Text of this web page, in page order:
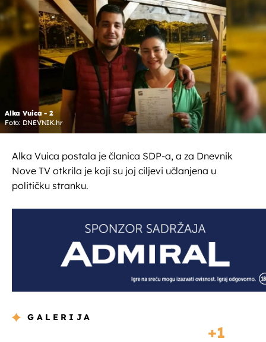
Alka Vuica - 2
Foto: DNEVNIK.hr
Alka Vuica postala je članica SDP-a, a za Dnevnik
Nove TV otkrila je koji su joj ciljevi učlanjena u
političku stranku.
GALERIJA
1
OMOGUĆI OBAVIJESTI